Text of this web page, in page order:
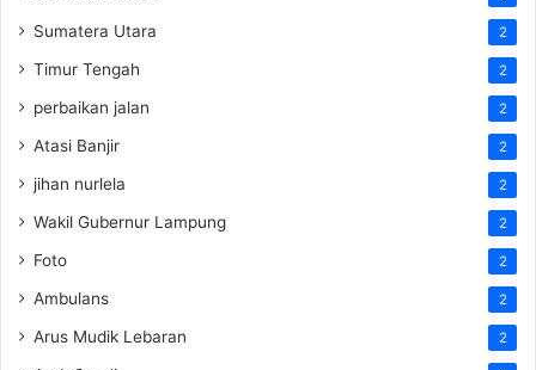
Sumatera Utara 2
Timur Tengah 2
perbaikan jalan 2
Atasi Banjir 2
jihan nurlela 2
Wakil Gubernur Lampung 2
Foto 2
Ambulans 2
Arus Mudik Lebaran 2